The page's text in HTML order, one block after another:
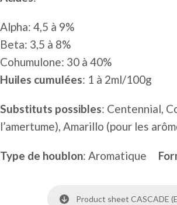
Alpha: 4,5 à 9%
Beta: 3,5 à 8%
Cohumulone: 30 à 40%
Huiles cumulées: 1 à 2ml/100g
Substituts possibles: Centennial,
l’amertume), Amarillo (pour les
Type de houblon: Aromatique
Product sheet CASCADE